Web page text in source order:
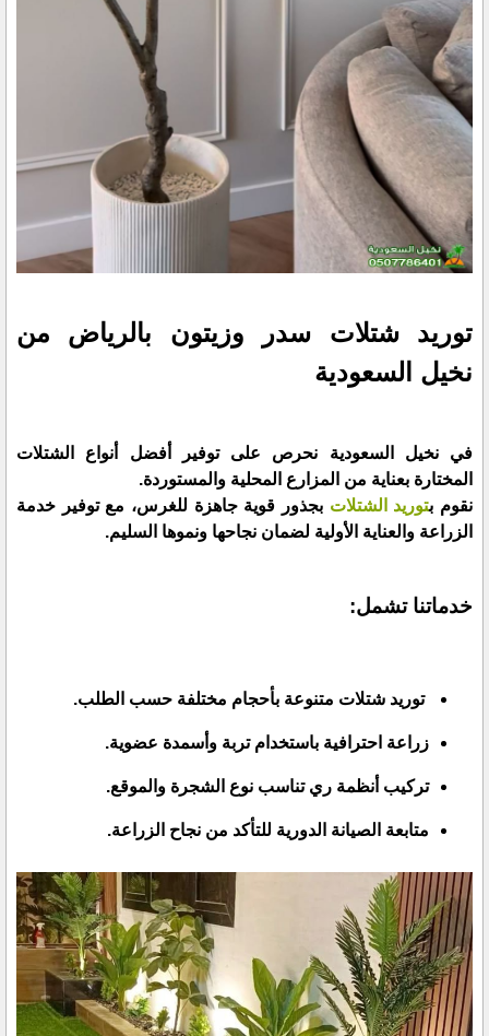
توريد شتلات سدر وزيتون بالرياض من
نخيل السعودية
في نخيل السعودية نحرص على توفير أفضل أنواع الشتلات
المختارة بعناية من المزارع المحلية والمستوردة.
نقوم بتوريد الشتلات بجذور قوية جاهزة للغرس، مع توفير خدمة
الزراعة والعناية الأولية لضمان نجاحها ونموها السليم.
خدماتنا تشمل:
توريد شتلات متنوعة بأحجام مختلفة حسب الطلب.
زراعة احترافية باستخدام تربة وأسمدة عضوية.
تركيب أنظمة ري تناسب نوع الشجرة والموقع.
متابعة الصيانة الدورية للتأكد من نجاح الزراعة.